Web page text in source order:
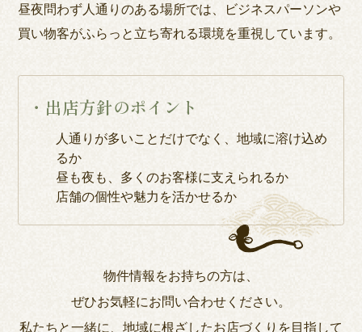
昼夜問わず人通りのある場所では、ビジネスパーソンや
買い物客がふらっと立ち寄れる環境を重視しています。
・出店方針のポイント
人通りが多いことだけでなく、地域に溶け込め
るか
昼も夜も、多くのお客様に支えられるか
店舗の個性や魅力を活かせるか
物件情報をお持ちの方は、
ぜひお気軽にお問い合わせください。
私たちと一緒に、地域に根ざしたお店づくりを目指して